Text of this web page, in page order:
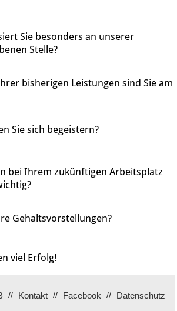
Sie besonders an unserer
Stelle?
bisherigen Leistungen sind Sie am
Sie sich begeistern?
bei Ihrem zukünftigen Arbeitsplatz
Gehaltsvorstellungen?
viel Erfolg!
Kontakt Facebook Datenschutz